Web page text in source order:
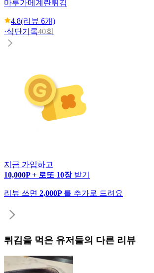
마루가메 계란튀김
4.8(리뷰 6개)
·식단기록40회
지금 가입하고
10,000P + 로또 10장 받기
리뷰 쓰면 2,000P 를 추가로 드려요
튀김을 먹은 유저들의 다른 리뷰